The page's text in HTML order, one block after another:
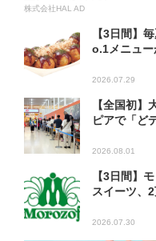
株式会社HAL AD
【3日間】
o.1メニュー
2026.07.29
【全国初
ピアで「ど
2026.08.01
【3日間】
スイーツ、
2026.07.30